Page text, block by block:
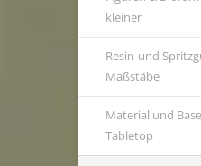
kleiner
Resin-und
Maßstäbe
Material und
Tabletop